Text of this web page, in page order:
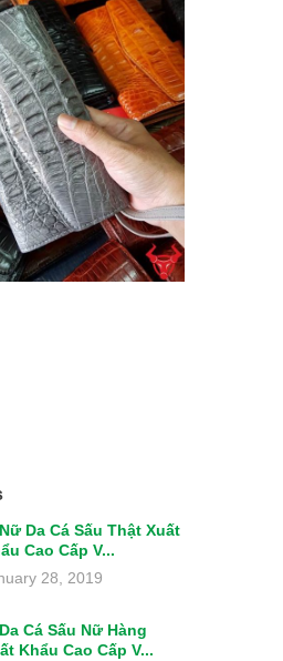
Da Cá Sấu Thật Xuất
Cao Cấp V...
28, 2019
Cá Sấu Nữ Hàng
Khẩu Cao Cấp V...